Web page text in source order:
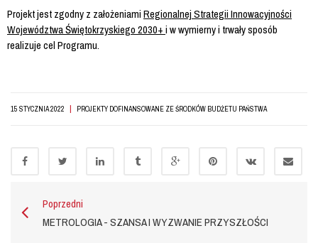
Projekt jest zgodny z założeniamiRegionalnej Strategii Innowacyjności
Województwa Świętokrzyskiego 2030+i w wymierny i trwały sposób
realizuje cel Programu.
15 STYCZNIA 2022 | PROJEKTY DOFINANSOWANE ZE ŚRODKÓW BUDŻETU PAŃSTWA
Poprzedni
METROLOGIA - SZANSA I WYZWANIE PRZYSZŁOŚCI